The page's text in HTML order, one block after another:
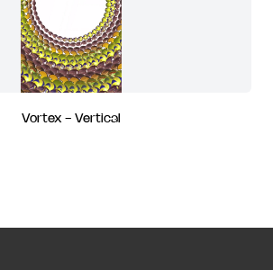
Vortex - Vertical